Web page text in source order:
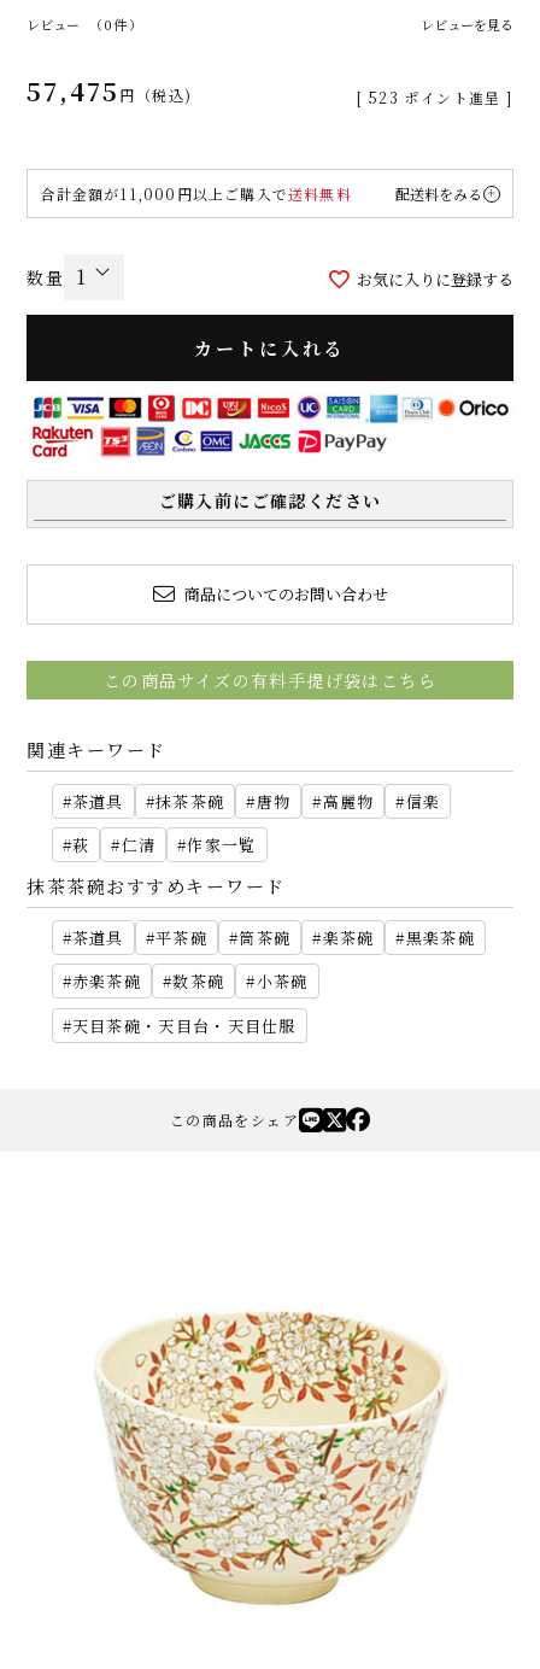
レビュー （0件） レビューを見る
57,475 税込 [ 523 ポイント進呈 ]
合計金額が11,000円以上ご購入で送料無料 配送料をみる
お気に入りに登録する
カートに入れる
ご購入前にご確認ください
商品についてのお問い合わせ
この商品サイズの有料手提げ袋はこちら
関連キーワード
茶道具 抹茶茶碗 唐物 高麗物
信楽
萩
仁清 作家一覧
抹茶茶碗おすすめキーワード
茶道具 平茶碗 筒茶碗 楽茶碗
黒楽茶碗
赤楽茶碗
数茶碗
小茶碗
天目茶碗・天目台・天目仕服
この商品をシェア